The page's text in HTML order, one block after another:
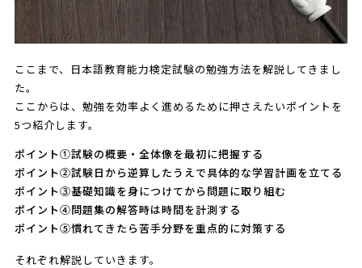
ここまで、日本語教育能力検定試験の勉強方法を解説してきまし
た。
ここからは、勉強を効率よく進めるために押さえたいポイントを
5つ紹介します。
ポイント①試験の概要・全体像を最初に把握する
ポイント②試験日から逆算したうえで具体的な学習計画を立てる
ポイント③基礎知識を身につけてから問題に取り組む
ポイント④問題集の解答時は時間を計測する
ポイント⑤慣れてきたら苦手分野を重点的に対策する
それぞれ解説していきます。